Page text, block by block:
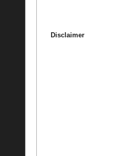
Disclaimer